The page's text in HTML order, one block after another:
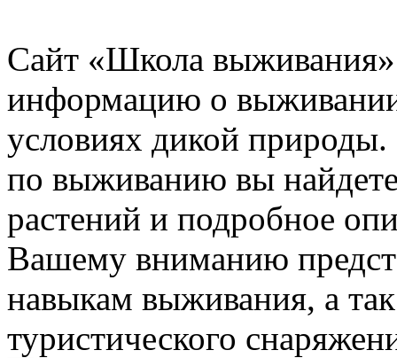
Сайт «Школа
информацию о
условиях дикой
по выживанию вы
растений и подробное
Вашему вниманию
навыкам выживания, а
туристического